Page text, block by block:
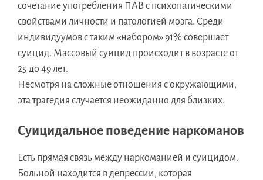
сочетание употребления ПАВ с психопатическими
свойствами личности и патологией мозга. Среди
индивидуумов с таким «набором» 91% совершает
суицид. Массовый суицид происходит в возрасте от
25 до 49 лет.
Несмотря на сложные отношения с окружающими,
эта трагедия случается неожиданно для близких.
Суицидальное поведение наркоманов
Есть прямая связь между наркоманией и суицидом.
Больной находится в депрессии, которая